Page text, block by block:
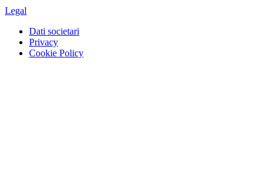
Legal
Dati societari
Privacy
Cookie Policy